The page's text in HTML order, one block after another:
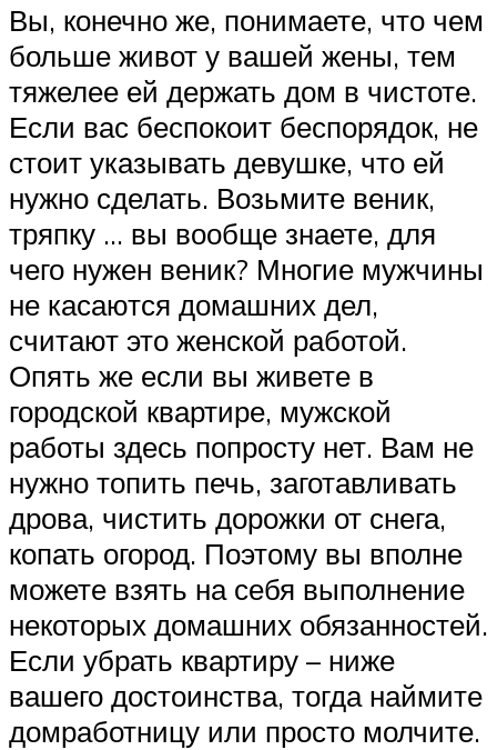
Вы, конечно же, понимаете, что чем
больше живот у вашей жены, тем
тяжелее ей держать дом в чистоте.
Если вас беспокоит беспорядок, не
стоит указывать девушке, что ей
нужно сделать. Возьмите веник,
тряпку … вы вообще знаете, для
чего нужен веник? Многие мужчины
не касаются домашних дел,
считают это женской работой.
Опять же если вы живете в
городской квартире, мужской
работы здесь попросту нет. Вам не
нужно топить печь, заготавливать
дрова, чистить дорожки от снега,
копать огород. Поэтому вы вполне
можете взять на себя выполнение
некоторых домашних обязанностей.
Если убрать квартиру – ниже
вашего достоинства, тогда наймите
домработницу или просто молчите.